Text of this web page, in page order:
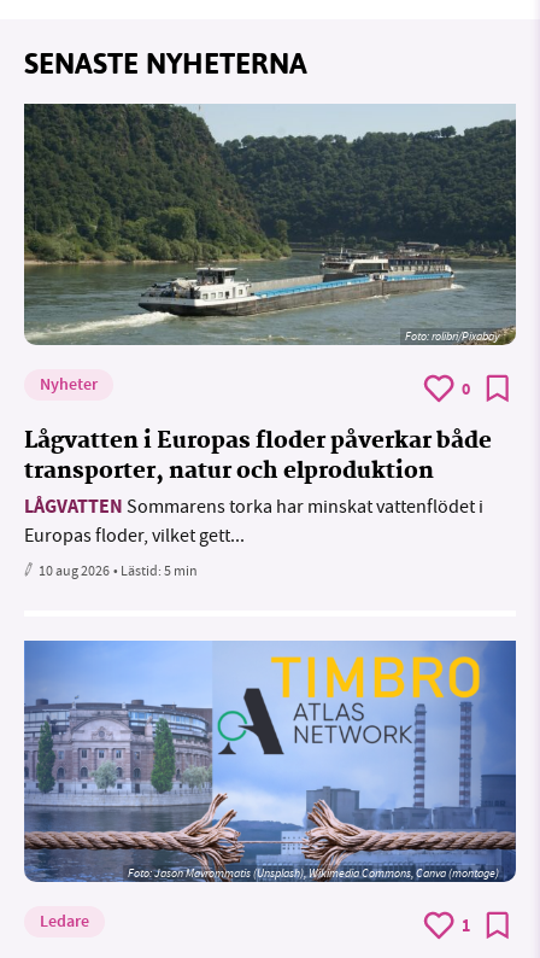
SENASTE NYHETERNA
Foto:rolibri/Pixabay
Nyheter 0
Lågvatten i Europas floder påverkar både
transporter, natur och elproduktion
LÅGVATTEN Sommarens torka har minskat vattenflödet i
Europas floder, vilket gett...
10 aug 2026• Lästid:5 min
Foto: Jason Mavrommatis (Unsplash), Wikimedia Commons, Canva (montage)
Ledare 1